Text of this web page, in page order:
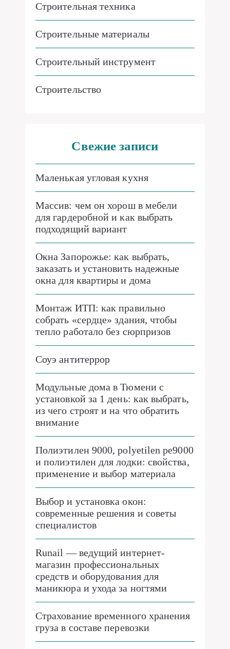
Строительная техника
Строительные материалы
Строительный инструмент
Строительство
Свежие записи
Маленькая угловая кухня
Массив: чем он хорош в мебели
для гардеробной и как выбрать
подходящий вариант
Окна Запорожье: как выбрать,
заказать и установить надежные
окна для квартиры и дома
Монтаж ИТП: как правильно
собрать «сердце» здания, чтобы
тепло работало без сюрпризов
Соуэ антитеррор
Модульные дома в Тюмени с
установкой за 1 день: как выбрать,
из чего строят и на что обратить
внимание
Полиэтилен 9000, polyetilen pe9000
и полиэтилен для лодки: свойства,
применение и выбор материала
Выбор и установка окон:
современные решения и советы
специалистов
Runail — ведущий интернет-
магазин профессиональных
средств и оборудования для
маникюра и ухода за ногтями
Страхование временного хранения
груза в составе перевозки